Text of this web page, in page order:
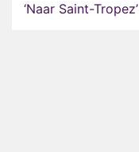
‘Naar Saint-Tropez’